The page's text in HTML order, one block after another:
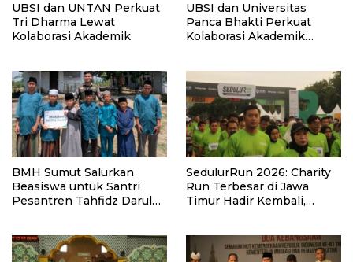
UBSI dan UNTAN Perkuat
Tri Dharma Lewat
Kolaborasi Akademik
UBSI dan Universitas
Panca Bhakti Perkuat
Kolaborasi Akademik
BMH Sumut Salurkan
Beasiswa untuk Santri
Pesantren Tahfidz Darul
SedulurRun 2026: Charity
Run Terbesar di Jawa
Timur Hadir Kembali,
Santri dan Guru Honorer